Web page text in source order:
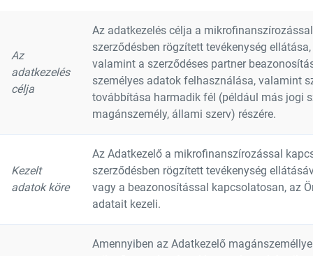
Az
adatkezelés
célja
Az adatkezelés célja a
szerződésben rögzített tevékenység ellátása,
valamint a szerződéses partner
személyes adatok felhasználása, valamint
továbbítása harmadik fél (például más jogi
magánszemély, állami szerv) részére.
Kezelt
adatok köre
Az Adatkezelő a mikrofinanszírozással
szerződésben rögzített tevékenység
vagy a beazonosítással kapcsolatosan, az
adatait kezeli.
Amennyiben az Adatkezelő